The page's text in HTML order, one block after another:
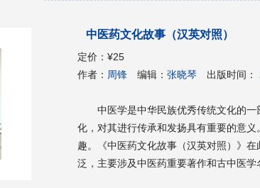
自己的身体时—移植物抗宿主病小知识158 4.3 奇招—生
CAR-T 的世界 160 4.3.2知不知道，你很重要—邂逅间充质干细胞 165 4.3.3肿瘤杀伤“快刀手”—N
K 细胞 169 4.4 急招—输血 172 4.4.1缺啥补啥—成分输血 172 4.4.2输血反应 174 4.5 妙招—靶向
曙光179 第 5 章 血液疾病患者的护理和
管理 183 5.2PICC 置管的护理 187 5.3
的护理 195 5.5 “全副武装”御感染，移植
筑摄食安全，共享放心生活 203 5.8网红
212 6.1 白的血，红的血 212 6.2 我与
中医药文化故事（汉英对照）
定价：¥25
作者： 周锋 编辑：张晓琴 出版时间：
中医学是中华民族优秀传统文化的
化，对其进行传承和发扬具有重要的意
趣。《中医药文化故事（汉英对照）》
泛，主要涉及中医药重要著作和古中医
教材特色鲜明，所选用的小故事趣味性